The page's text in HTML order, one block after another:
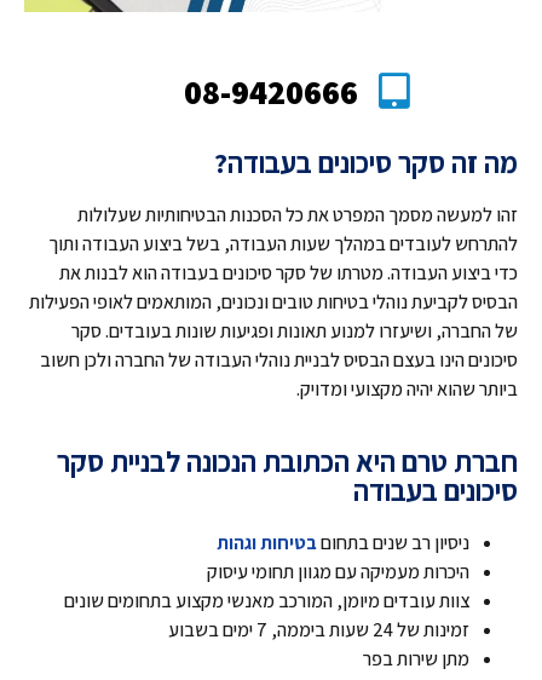
08-9420666
מה זה סקר סיכונים בעבודה?
זהו למעשה מסמך המפרט את כל הסכנות הבטיחותיות שעלולות
להתרחש לעובדים במהלך שעות העבודה, בשל ביצוע העבודה ותוך
כדי ביצוע העבודה. מטרתו של סקר סיכונים בעבודה הוא לבנות את
הבסיס לקביעת נוהלי בטיחות טובים ונכונים, המותאמים לאופי הפעילות
של החברה, ושיעזרו למנוע תאונות ופגיעות שונות בעובדים. סקר
סיכונים הינו בעצם הבסיס לבניית נוהלי העבודה של החברה ולכן חשוב
ביותר שהוא יהיה מקצועי ומדויק.
חברת טרם היא הכתובת הנכונה לבניית סקר
סיכונים בעבודה
ניסיון רב שנים בתחוםבטיחות וגהות
היכרות מעמיקה עם מגוון תחומי עיסוק
צוות עובדים מיומן, המורכב מאנשי מקצוע בתחומים שונים
זמינות של 24 שעות ביממה, 7 ימים בשבוע
מתן שירות בפר